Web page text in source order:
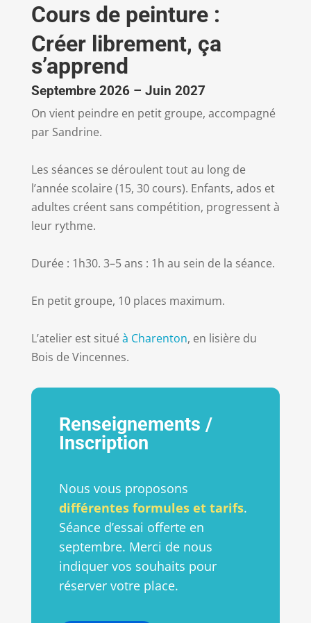
Cours de peinture :
Créer librement, ça
s’apprend
Septembre 2026 – Juin 2027
On vient peindre en petit groupe, accompagné
par Sandrine.
Les séances se déroulent tout au long de
l’année scolaire (15, 30 cours). Enfants, ados et
adultes créent sans compétition, progressent à
leur rythme.
Durée : 1h30. 3–5 ans : 1h au sein de la séance.
En petit groupe, 10 places maximum.
L’atelier est situé à Charenton, en lisière du
Bois de Vincennes.
Renseignements /
Inscription
Nous vous proposons
différentes formules et tarifs.
Séance d’essai offerte en
septembre. Merci de nous
indiquer vos souhaits pour
réserver votre place.